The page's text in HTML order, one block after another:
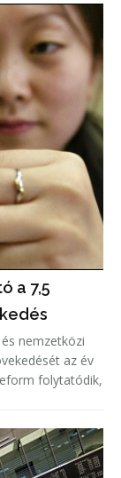
a 7,5
nemzetközi
az év
folytatódik,